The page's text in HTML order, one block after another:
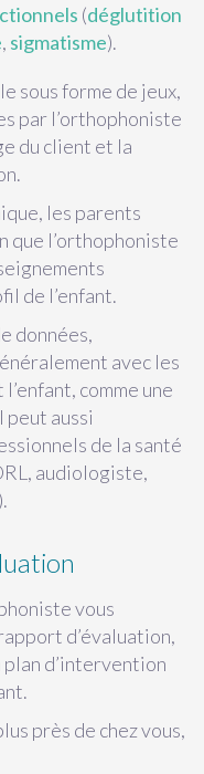
(déglutition
, sigmatisme).
sous forme de jeux,
par l’orthophoniste
du client et la
les parents
que l’orthophoniste
de l’enfant.
données,
avec les
comme une
peut aussi
de la santé
audiologiste,
vous
d’évaluation,
plan d’intervention
près de chez vous,